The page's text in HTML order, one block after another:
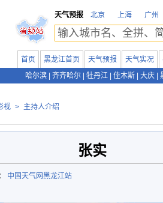
天气预报
北京 上海 广州
首页 黑龙江首页 天气预报 天气实况
哈尔滨
齐齐哈尔 牡丹江 佳木斯 大庆
视 > 主持人介绍
张实
中国天气网黑龙江站